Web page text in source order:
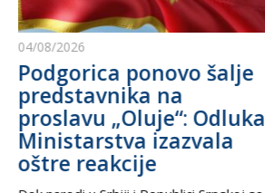
04/08/2026
Podgorica ponovo šalje
predstavnika na
proslavu „Oluje“: Odluka
Ministarstva izazvala
oštre reakcije